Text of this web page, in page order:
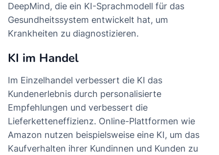
DeepMind, die ein KI-Sprachmodell für das
Gesundheitssystem entwickelt hat, um
Krankheiten zu diagnostizieren.
KI im Handel
Im Einzelhandel verbessert die KI das
Kundenerlebnis durch personalisierte
Empfehlungen und verbessert die
Lieferketteneffizienz. Online-Plattformen wie
Amazon nutzen beispielsweise eine KI, um das
Kaufverhalten ihrer Kundinnen und Kunden zu